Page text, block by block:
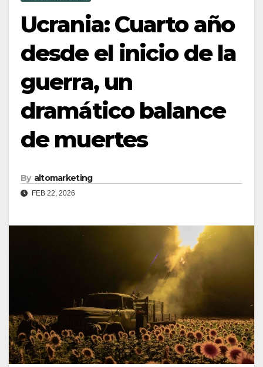
Ucrania: Cuarto año
desde el inicio de la
guerra, un
dramático balance
de muertes
By altomarketing
FEB 22, 2026